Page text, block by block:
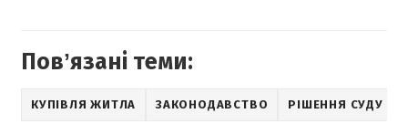
Повʼязані теми:
КУПІВЛЯ ЖИТЛА ЗАКОНОДАВСТВО РІШЕННЯ СУДУ